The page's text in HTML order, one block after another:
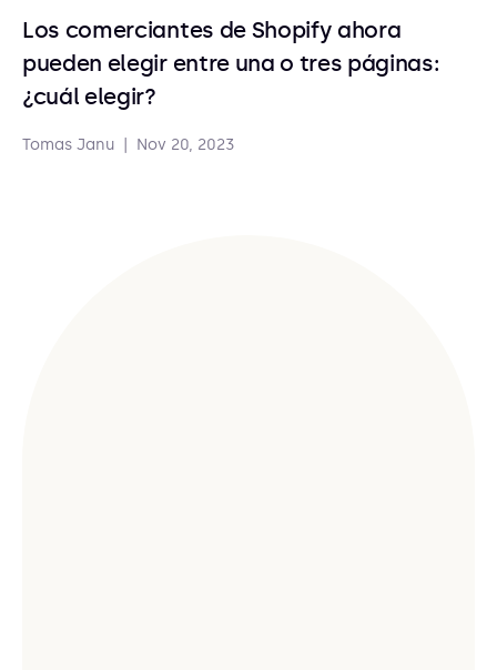
Los comerciantes de Shopify ahora
pueden elegir entre una o tres páginas:
¿cuál elegir?
Tomas Janu Nov 20, 2023